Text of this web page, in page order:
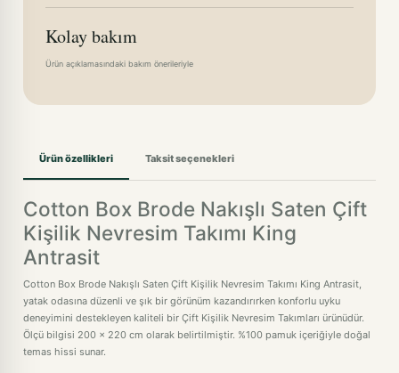
Kolay bakım
Ürün açıklamasındaki bakım önerileriyle
Ürün özellikleri Taksit seçenekleri
Cotton Box Brode Nakışlı Saten Çift
Kişilik Nevresim Takımı King
Antrasit
Cotton Box Brode Nakışlı Saten Çift Kişilik Nevresim Takımı King Antrasit,
yatak odasına düzenli ve şık bir görünüm kazandırırken konforlu uyku
deneyimini destekleyen kaliteli bir Çift Kişilik Nevresim Takımları ürünüdür.
Ölçü bilgisi 200 x 220 cm olarak belirtilmiştir. %100 pamuk içeriğiyle doğal
temas hissi sunar.